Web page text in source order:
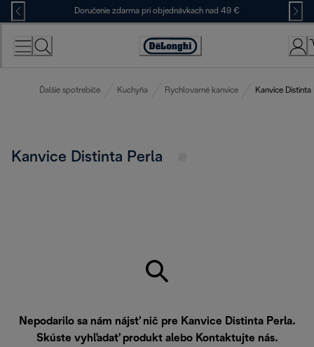
Skip
to
Content
Doručenie zdarma pri objednávkach nad 49 €
Accessibility
Ďalšie spotrebiče Kuchyňa Rychlovarné kanvice Kanvice Distinta
Kanvice Distinta Perla
Nepodarilo sa nám nájsť nič pre Kanvice Distinta Perla.
Skúste vyhľadať produkt alebo Kontaktujte nás.